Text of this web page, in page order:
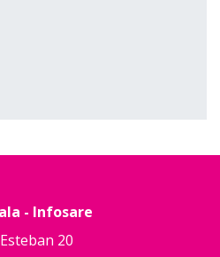
- Infosare
20